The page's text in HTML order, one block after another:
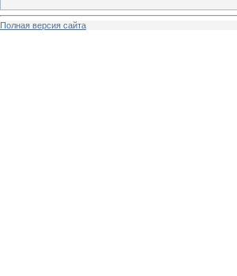
Полная версия сайта